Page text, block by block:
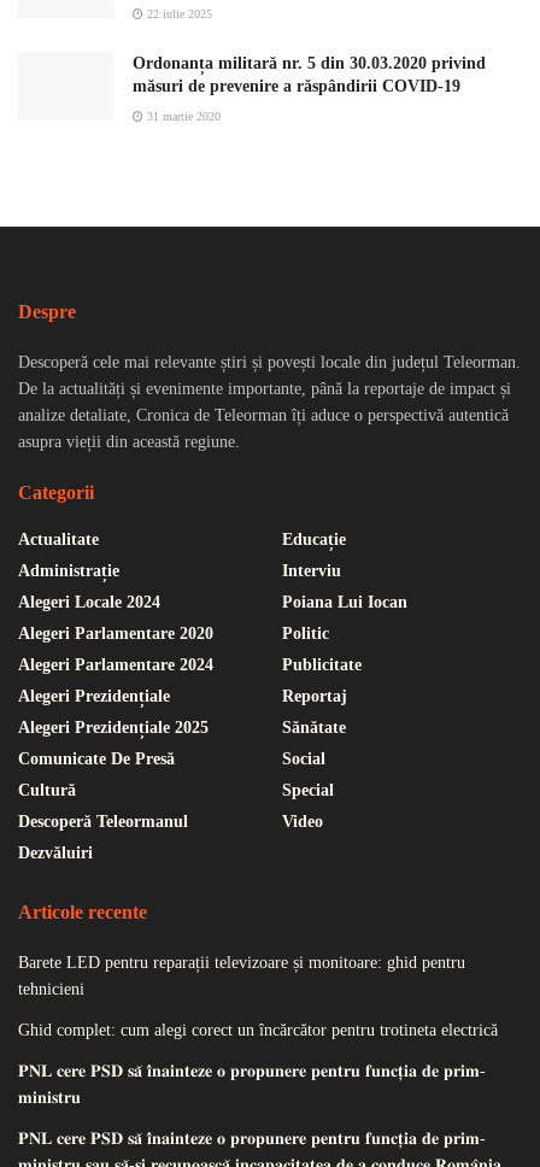
22 iulie 2025
Ordonanța militară nr. 5 din 30.03.2020 privind
măsuri de prevenire a răspândirii COVID-19
31 martie 2020
Despre
Descoperă cele mai relevante știri și povești locale din județul Teleorman.
De la actualități și evenimente importante, până la reportaje de impact și
analize detaliate, Cronica de Teleorman îți aduce o perspectivă autentică
asupra vieții din această regiune.
Categorii
Actualitate
Administrație
Alegeri Locale 2024
Alegeri Parlamentare 2020
Alegeri Parlamentare 2024
Alegeri Prezidențiale
Alegeri Prezidențiale 2025
Comunicate De Presă
Cultură
Descoperă Teleormanul
Dezvăluiri
Educație
Interviu
Poiana Lui Iocan
Politic
Publicitate
Reportaj
Sănătate
Social
Special
Video
Articole recente
Barete LED pentru reparații televizoare și monitoare: ghid pentru
tehnicieni
Ghid complet: cum alegi corect un încărcător pentru trotineta electrică
𝐏𝐍𝐋 𝐜𝐞𝐫𝐞 𝐏𝐒𝐃 𝐬𝐚̆ 𝐢̂𝐧𝐚𝐢𝐧𝐭𝐞𝐳𝐞 𝐨 𝐩𝐫𝐨𝐩𝐮𝐧𝐞𝐫𝐞 𝐩𝐞𝐧𝐭𝐫𝐮 𝐟𝐮𝐧𝐜𝐭̦𝐢𝐚 𝐝𝐞 𝐩𝐫𝐢𝐦-
𝐦𝐢𝐧𝐢𝐬𝐭𝐫𝐮
𝐏𝐍𝐋 𝐜𝐞𝐫𝐞 𝐏𝐒𝐃 𝐬𝐚̆ 𝐢̂𝐧𝐚𝐢𝐧𝐭𝐞𝐳𝐞 𝐨 𝐩𝐫𝐨𝐩𝐮𝐧𝐞𝐫𝐞 𝐩𝐞𝐧𝐭𝐫𝐮 𝐟𝐮𝐧𝐜𝐭̦𝐢𝐚 𝐝𝐞 𝐩𝐫𝐢𝐦-